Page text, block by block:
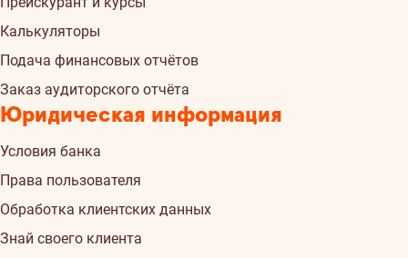
Калькуляторы
Подача финансовых отчётов
Заказ аудиторского отчёта
Юридическая информация
Условия банка
Права пользователя
Обработка клиентских данных
Знай своего клиента